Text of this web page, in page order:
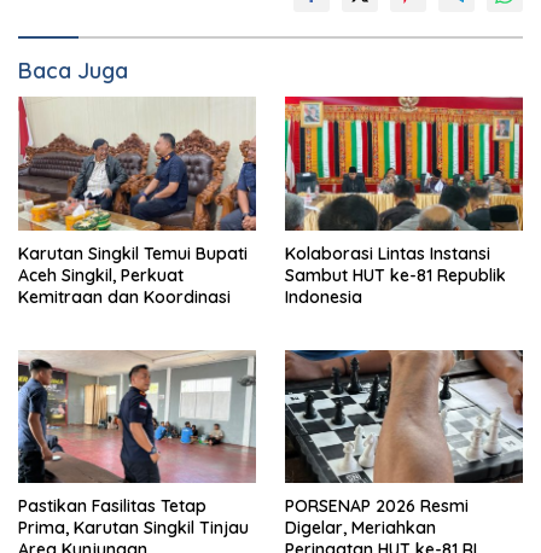
Baca Juga
Karutan Singkil Temui Bupati
Aceh Singkil, Perkuat
Kemitraan dan Koordinasi
Kolaborasi Lintas Instansi
Sambut HUT ke-81 Republik
Indonesia
Pastikan Fasilitas Tetap
Prima, Karutan Singkil Tinjau
PORSENAP 2026 Resmi
Digelar, Meriahkan